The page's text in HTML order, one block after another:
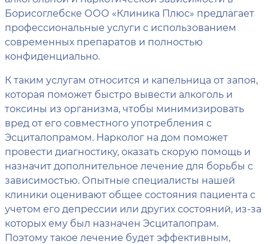
Борисоглебске ООО «Клиника Плюс» предлагает
профессиональные услуги с использованием
современных препаратов и полностью
конфиденциально.
К таким услугам относится и капельница от запоя,
которая поможет быстро вывести алкоголь и
токсины из организма, чтобы минимизировать
вред от его совместного употребления с
Эсциталопрамом. Нарколог на дом поможет
провести диагностику, оказать скорую помощь и
назначит дополнительное лечение для борьбы с
зависимостью. Опытные специалисты нашей
клиники оценивают общее состояния пациента с
учетом его депрессии или других состояний, из-за
которых ему был назначен Эсциталопрам.
Поэтому такое лечение будет эффективным,